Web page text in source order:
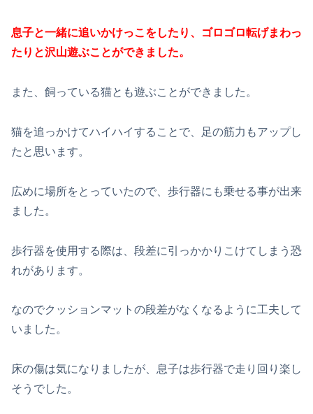
息子と一緒に追いかけっこをしたり、ゴロゴロ転げまわっ
たりと沢山遊ぶことができました。
また、飼っている猫とも遊ぶことができました。
猫を追っかけてハイハイすることで、足の筋力もアップし
たと思います。
広めに場所をとっていたので、歩行器にも乗せる事が出来
ました。
歩行器を使用する際は、段差に引っかかりこけてしまう恐
れがあります。
なのでクッションマットの段差がなくなるように工夫して
いました。
床の傷は気になりましたが、息子は歩行器で走り回り楽し
そうでした。